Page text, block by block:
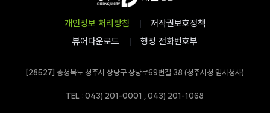
개인정보 처리방침
저작권보호정책
뷰어다운로드
행정 전화번호부
[28527] 충청북도 청주시 상당구 상당로69번길 38 (청주시청 임시청사)
TEL : 043) 201-0001 , 043) 201-1068